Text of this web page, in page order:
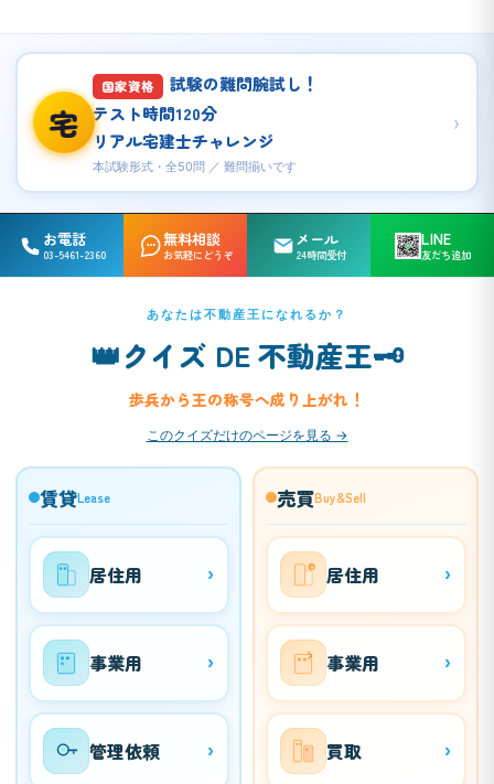
宅
国家資格
試験の難問腕試し！
テスト時間120分
リアル宅建士チャレンジ
本試験形式・全50問 ／ 難問揃いです
›
お電話
03-5461-2360
無料相談
お気軽にどうぞ
メール
24時間受付
LINE
友だち追加
あなたは不動産王になれるか？
👑クイズ DE 不動産王🗝️
歩兵から王の称号へ成り上がれ！
このクイズだけのページを見る →
賃貸Lease
居住用 ›
事業用 ›
管理依頼 ›
売買Buy&Sell
¥ 居住用 ›
事業用 ›
買取 ›